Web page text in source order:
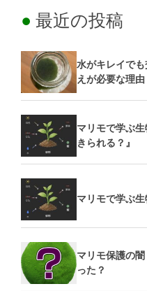
最近の投稿
水がキレイで
えが必要な理由
マリモで学ぶ
きられる？』
マリモで学ぶ
マリモ保護の
った？